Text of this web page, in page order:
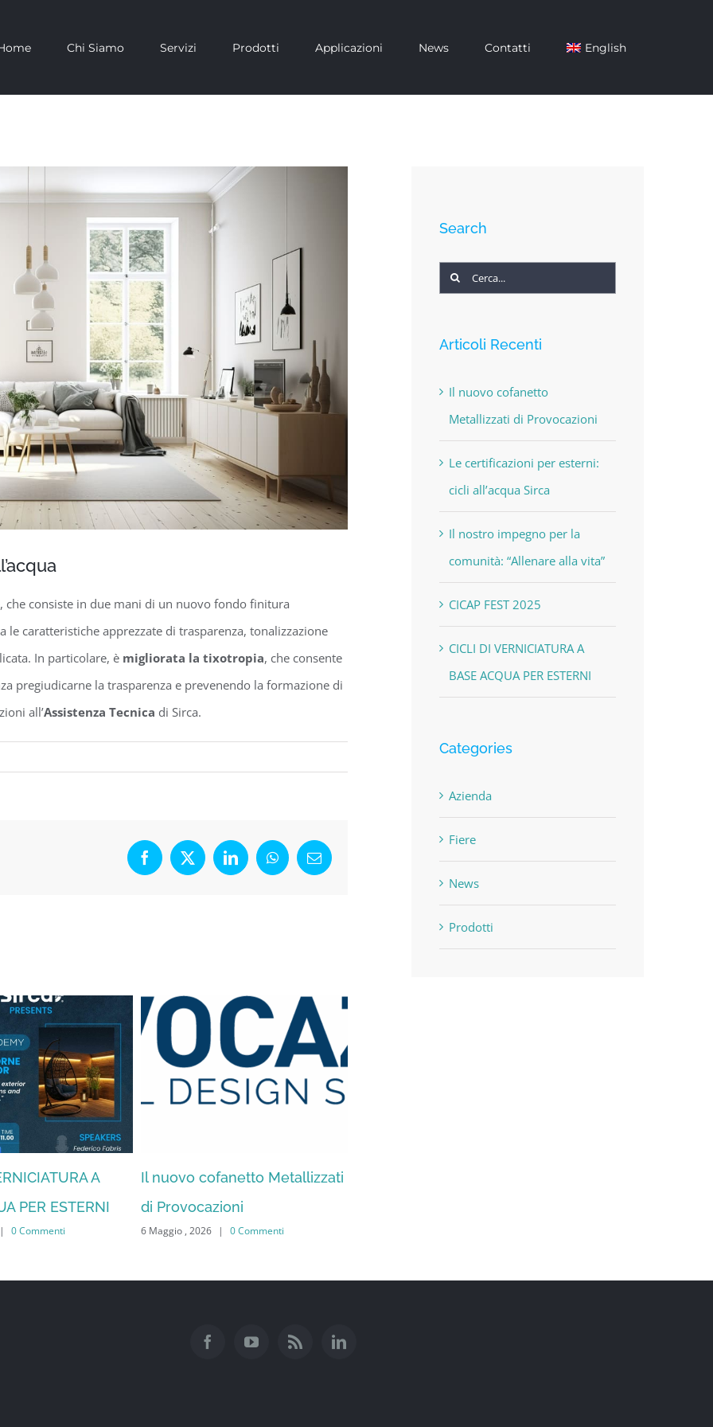
Chi Siamo Servizi Prodotti Applicazioni News Contatti English
che consiste in due mani di un nuovo fondo finitura
le caratteristiche apprezzate di trasparenza, tonalizzazione
In particolare, è migliorata la tixotropia, che consente
pregiudicarne la trasparenza e prevenendo la formazione di
all’Assistenza Tecnica di Sirca.
Facebook
X LinkedInWhatsApp
Email
A
PER ESTERNI
| 0 Commenti
Il nuovo cofanetto Metallizzati
di Provocazioni
6 Maggio , 2026 | 0 Commenti
Search
Cerca
Articoli Recenti
Il nuovo cofanetto
Metallizzati di Provocazioni
Le certificazioni per esterni:
cicli all’acqua Sirca
Il nostro impegno per la
comunità: “Allenare alla vita”
CICAP FEST 2025
CICLI DI VERNICIATURA A
BASE ACQUA PER ESTERNI
Categories
Azienda
Fiere
News
Prodotti